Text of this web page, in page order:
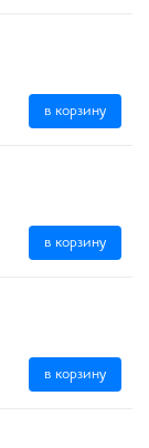
в корзину
в корзину
в корзину